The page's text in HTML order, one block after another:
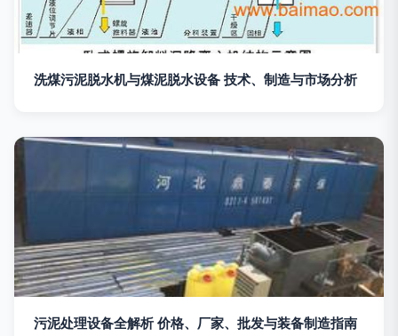
洗煤污泥脱水机与煤泥脱水设备 技术、制造与市场分析
污泥处理设备全解析 价格、厂家、批发与装备制造指南